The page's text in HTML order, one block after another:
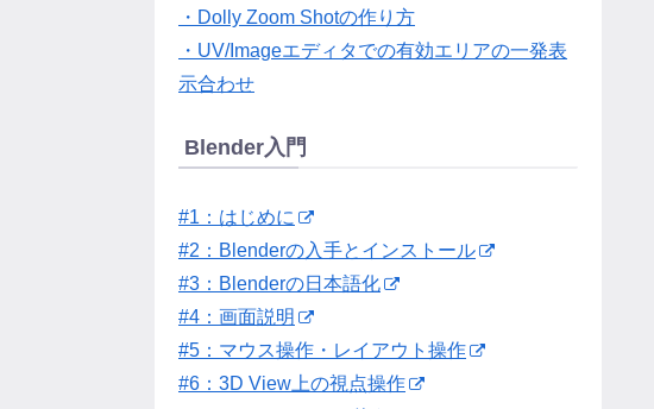
・Dolly Zoom Shotの作り方
・UV/Imageエディタでの有効エリアの一発表
示合わせ
Blender入門
#1：はじめに
#2：Blenderの入手とインストール
#3：Blenderの日本語化
#4：画面説明
#5：マウス操作・レイアウト操作
#6：3D View上の視点操作